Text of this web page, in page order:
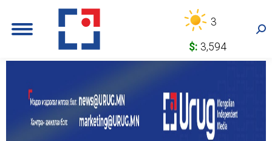
3
$: 3,594